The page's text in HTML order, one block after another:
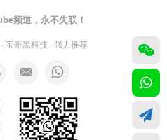
频道，永不失联！
宝哥黑科技 · 强力推荐